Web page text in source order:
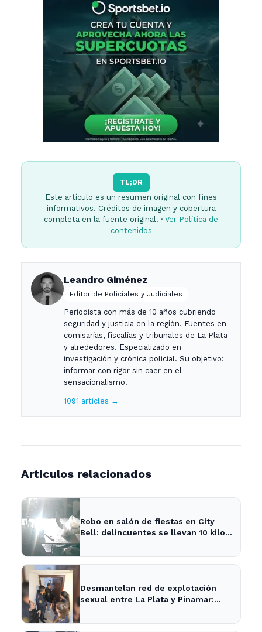
TL;DR
Este artículo es un resumen original con fines
informativos. Créditos de imagen y cobertura
completa en la fuente original. · Ver Política de
contenidos
Leandro Giménez
Editor de Policiales y Judiciales
Periodista con más de 10 años cubriendo
seguridad y justicia en la región. Fuentes en
comisarías, fiscalías y tribunales de La Plata
y alrededores. Especializado en
investigación y crónica policial. Su objetivo:
informar con rigor sin caer en el
sensacionalismo.
1091 articles →
Artículos relacionados
Robo en salón de fiestas en City
Bell: delincuentes se llevan 10 kilos
Desmantelan red de explotación
sexual entre La Plata y Pinamar: